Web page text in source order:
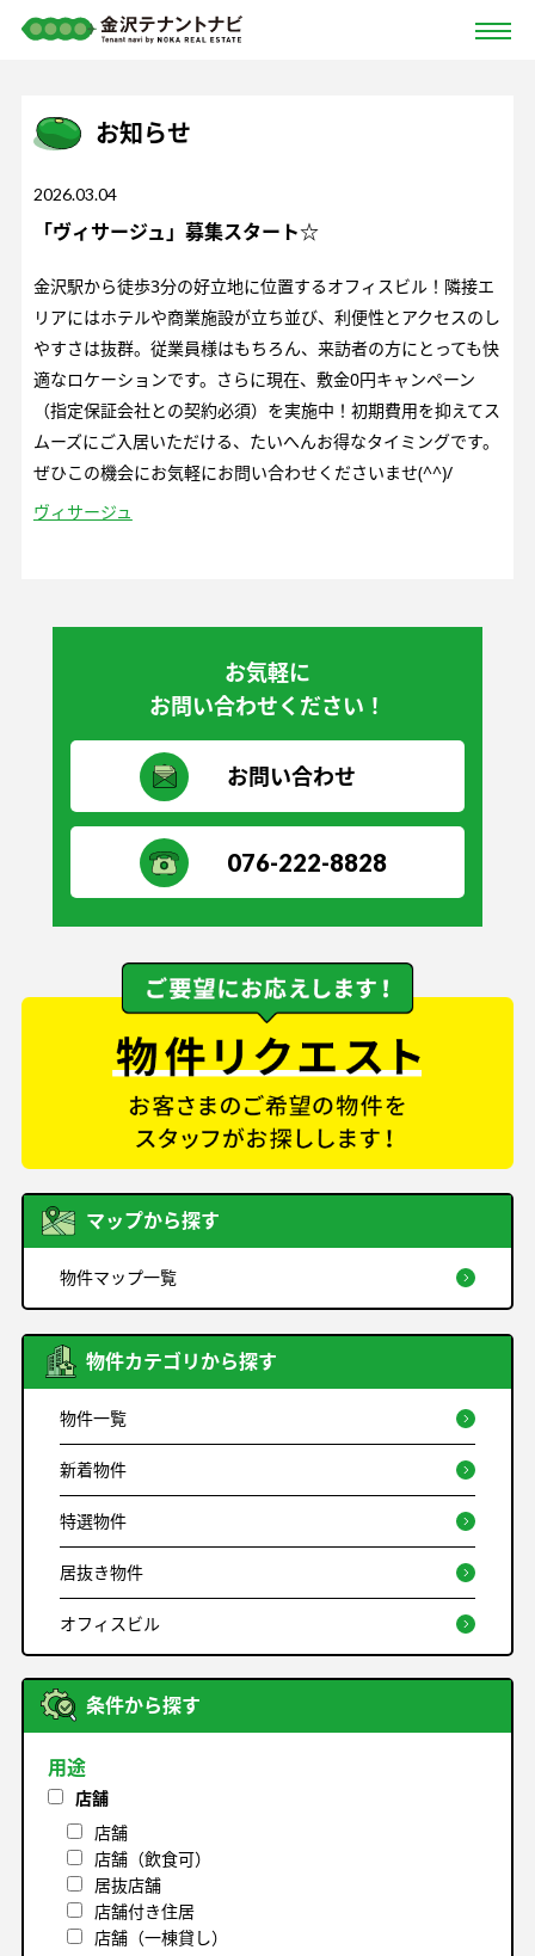
お知らせ
2026.03.04
「ヴィサージュ」募集スタート☆
金沢駅から徒歩3分の好立地に位置するオフィスビル！隣接エ
リアにはホテルや商業施設が立ち並び、利便性とアクセスのし
やすさは抜群。従業員様はもちろん、来訪者の方にとっても快
適なロケーションです。さらに現在、敷金0円キャンペーン
（指定保証会社との契約必須）を実施中！初期費用を抑えてス
ムーズにご入居いただける、たいへんお得なタイミングです。
ぜひこの機会にお気軽にお問い合わせくださいませ(^^)/
ヴィサージュ
お気軽に
お問い合わせください！
お問い合わせ
076-222-8828
マップから探す
物件マップ一覧
物件カテゴリから探す
物件一覧
新着物件
特選物件
居抜き物件
オフィスビル
条件から探す
用途
店舗
店舗
店舗（飲食可）
居抜店舗
店舗付き住居
店舗（一棟貸し）